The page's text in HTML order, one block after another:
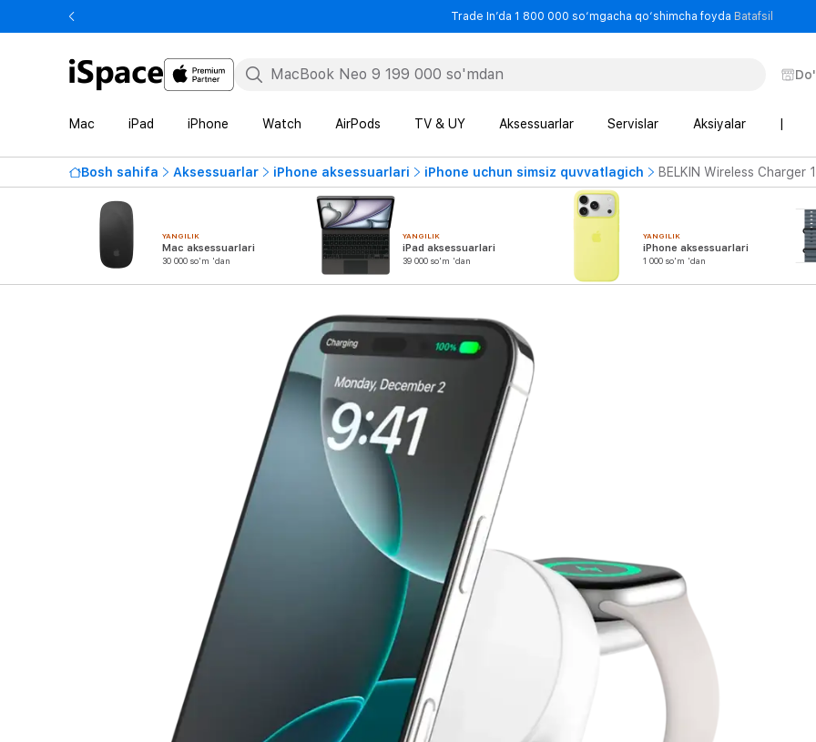
Trade In’da 1 800 000 so‘mgacha qo‘shimcha foyda Batafsil
Mac iPad iPhone Watch AirPods TV & UY Aksessuarlar Servislar Aksiyalar
Bosh sahifa Aksessuarlar iPhone aksessuarlari iPhone uchun simsiz quvvatlagich BELKIN Wireless
YANGILIK
Mac aksessuarlari
30 000 so'm 'dan
YANGILIK
iPad aksessuarlari
39 000 so'm 'dan
YANGILIK
iPhone aksessuarlari
1 000 so'm 'dan